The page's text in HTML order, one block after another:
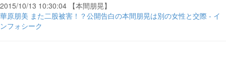
2015/10/13 10:30:04 【本間朋晃】
華原朋美 また二股被害！？公開告白の本間朋晃は別の女性と交際 - イ
ンフォシーク